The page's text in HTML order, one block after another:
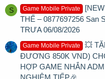
S Game Mobile Private
THẾ – 0877697256 San
TRƯA 06/08/2026
Game Mobile Private
💥
ĐƯƠNG 850K VND)
HỢP GAME NHẮN